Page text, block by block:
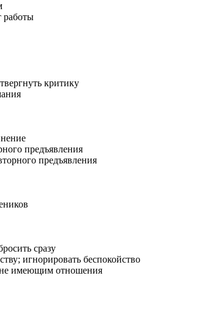
работы
критику
предъявления
предъявления
сразу
игнорировать беспокойство
имеющим отношения